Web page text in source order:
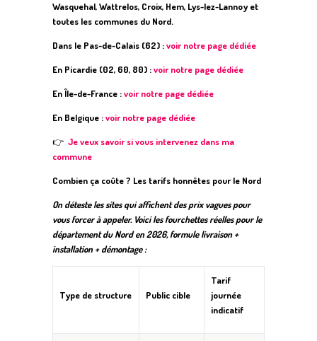
Wasquehal, Wattrelos, Croix, Hem, Lys-lez-Lannoy et
toutes les communes du Nord.
Dans le Pas-de-Calais (62) :voir notre page dédiée
En Picardie (02, 60, 80) :voir notre page dédiée
En Île-de-France :voir notre page dédiée
En Belgique :voir notre page dédiée
👉 Je veux savoir si vous intervenez dans ma
commune
Combien ça coûte ? Les tarifs honnêtes pour le Nord
On déteste les sites qui affichent des prix vagues pour
vous forcer à appeler. Voici les fourchettes réelles pour le
département du Nord en 2026, formule livraison +
installation + démontage :
Type de structure Public cible
Tarif
journée
indicatif